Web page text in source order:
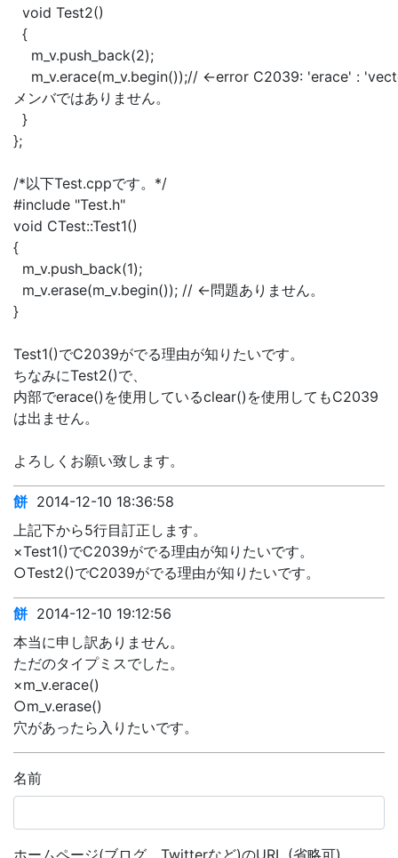
void Test2()
{
m_v.push_back(2);
m_v.erace(m_v.begin());// ←error C2039: 'erace' :
メンバではありません。
}
};
/*以下Test.cppです。*/
#include "Test.h"
void CTest::Test1()
{
m_v.push_back(1);
m_v.erase(m_v.begin()); // ←問題ありません。
}
Test1()でC2039がでる理由が知りたいです。
ちなみにTest2()で、
内部でerace()を使用しているclear()を使用してもC2039
は出ません。
よろしくお願い致します。
餅 2014-12-10 18:36:58
上記下から5行目訂正します。
×Test1()でC2039がでる理由が知りたいです。
○Test2()でC2039がでる理由が知りたいです。
餅 2014-12-10 19:12:56
本当に申し訳ありません。
ただのタイプミスでした。
×m_v.erace()
○m_v.erase()
穴があったら入りたいです。
名前
ホームページ(ブログ、Twitterなど)のURL (省略可)